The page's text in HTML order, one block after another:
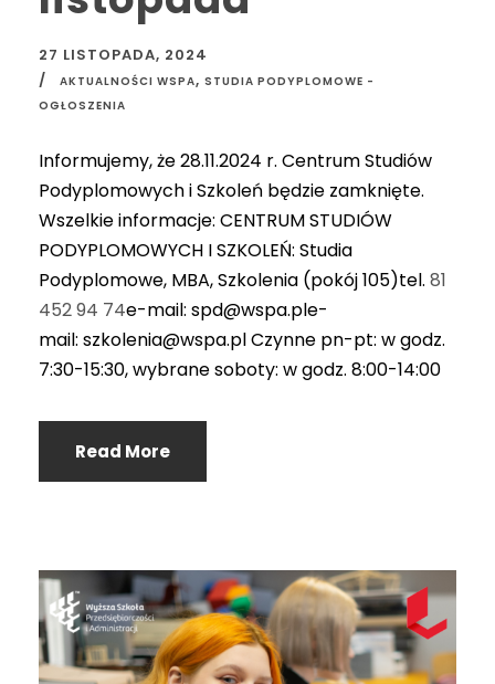
27 LISTOPADA, 2024
AKTUALNOŚCI WSPA, STUDIA PODYPLOMOWE -
OGŁOSZENIA
Informujemy, że 28.11.2024 r. Centrum Studiów
Podyplomowych i Szkoleń będzie zamknięte.
Wszelkie informacje: CENTRUM STUDIÓW
PODYPLOMOWYCH I SZKOLEŃ: Studia
Podyplomowe, MBA, Szkolenia (pokój 105)tel. 81
452 94 74e-mail: spd@wspa.ple-
mail: szkolenia@wspa.pl Czynne pn-pt: w godz.
7:30-15:30, wybrane soboty: w godz. 8:00-14:00
Read More